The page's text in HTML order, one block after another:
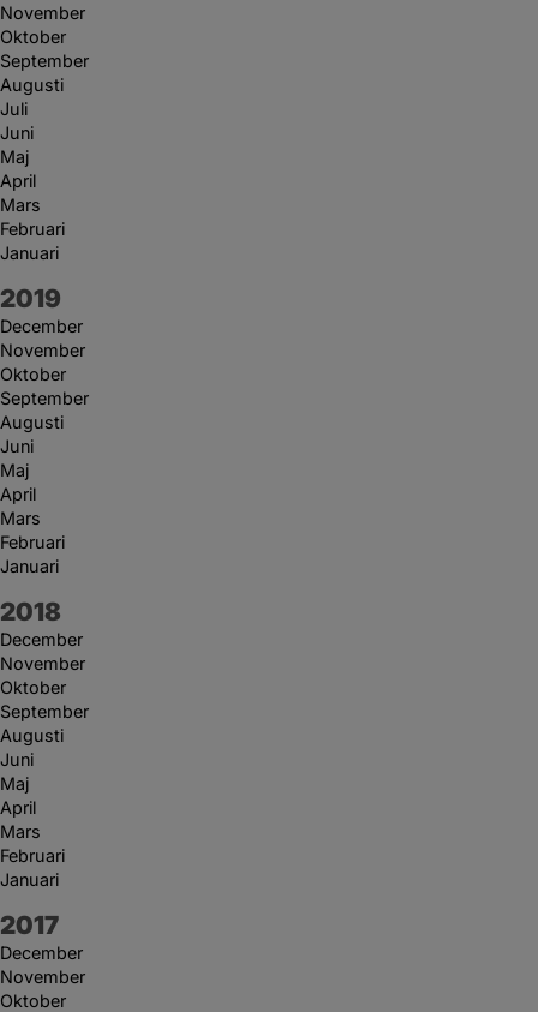
November
Oktober
September
Augusti
Juli
Juni
Maj
April
Mars
Februari
Januari
År:
2019
December
November
Oktober
September
Augusti
Juni
Maj
April
Mars
Februari
Januari
År:
2018
December
November
Oktober
September
Augusti
Juni
Maj
April
Mars
Februari
Januari
År:
2017
December
November
Oktober